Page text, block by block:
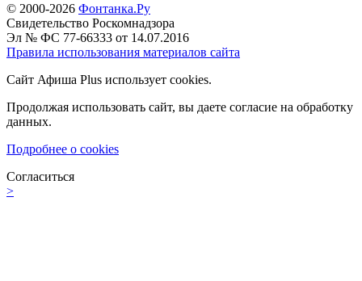
© 2000-2026 Фонтанка.Ру
Свидетельство Роскомнадзора
Эл № ФС 77-66333 от 14.07.2016
Правила использования материалов сайта
Сайт Афиша Plus использует cookies.
Продолжая использовать сайт, вы даете согласие на обработку
данных.
Подробнее о cookies
Согласиться
>